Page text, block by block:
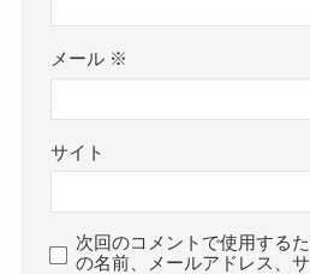
メール ※
サイト
次回のコメントで使用する
の名前、メールアドレス、